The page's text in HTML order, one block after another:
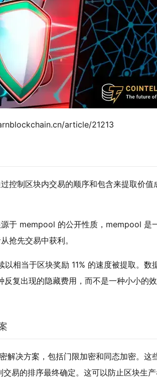
article/21213
控制区块内交易的顺序和包含来提取价值
于 mempool 的公开性质， mempool 是
抢先交易中获利。
相当于区块奖励 11% 的速度被提取。
反复出现的隐藏费用，而不是一种小小的
解决方案，包括门限加密和同态加密。这
易的排序最终确定。这可以防止区块生